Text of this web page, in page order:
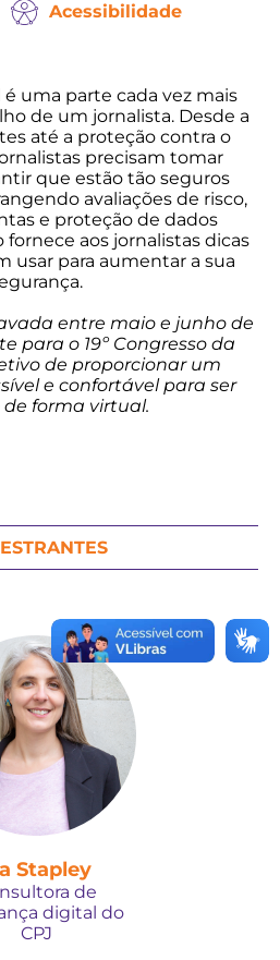
Acessibilidade
uma parte cada vez mais
de um jornalista. Desde a
até a proteção contra o
precisam tomar
que estão tão seguros
avaliações de risco,
e proteção de dados
fornece aos jornalistas dicas
usar para aumentar a sua
entre maio e junho de
para o 19º Congresso da
de proporcionar um
e confortável para ser
de forma virtual.
Stapley
de
digital do
CPJ